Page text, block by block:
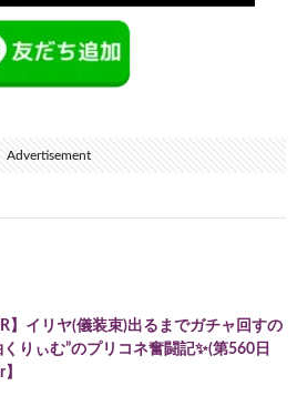
Advertisement
R】イリヤ(儀装束)出るまでガチャ回すの
くりぃむ”のプリコネ奮闘記✨(第560日